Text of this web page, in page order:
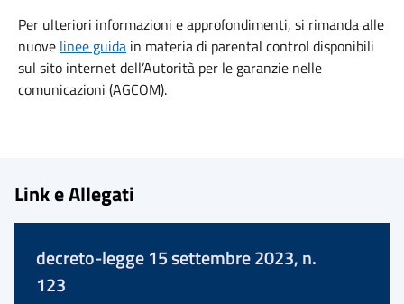
Per ulteriori informazioni e approfondimenti, si rimanda alle
nuove linee guida in materia di parental control disponibili
sul sito internet dell’Autorità per le garanzie nelle
comunicazioni (AGCOM).
Link e Allegati
decreto-legge 15 settembre 2023, n.
123